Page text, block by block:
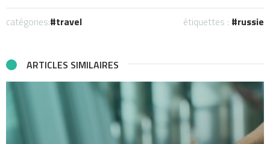
catégories: travel étiquettes : russie
ARTICLES SIMILAIRES